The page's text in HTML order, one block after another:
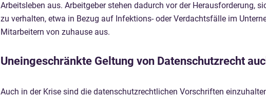
Arbeitsleben aus. Arbeitgeber stehen dadurch vor der Herausforderung,
zu verhalten, etwa in Bezug auf Infektions- oder Verdachtsfälle im
Mitarbeitern von zuhause aus.
Uneingeschränkte Geltung von Datenschutzrecht
Auch in der Krise sind die datenschutzrechtlichen Vorschriften